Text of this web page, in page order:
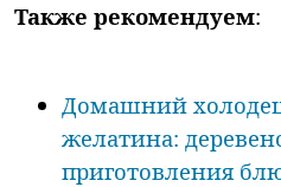
Также рекомендуем:
Домашний
желатина:
приготовления